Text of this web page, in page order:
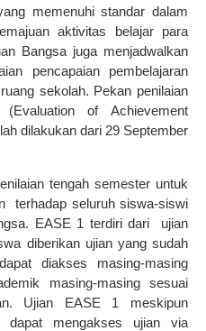
memenuhi standar dalam
aktivitas belajar para
Bangsa juga menjadwalkan
pencapaian pembelajaran
sekolah. Pekan penilaian
of Achievement
dilakukan dari 29 September
tengah semester untuk
terhadap seluruh siswa-siswi
EASE 1 terdiri dari ujian
diberikan ujian yang sudah
diakses masing-masing
masing-masing sesuai
Ujian EASE 1 meskipun
dapat mengakses ujian via